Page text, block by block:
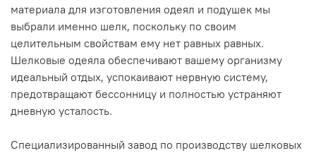
материала для изготовления одеял и подушек мы
выбрали именно шелк, поскольку по своим
целительным свойствам ему нет равных равных.
Шелковые одеяла обеспечивают вашему организму
идеальный отдых, успокаивают нервную систему,
предотвращают бессонницу и полностью устраняют
дневную усталость.
Специализированный завод по производству шелковых